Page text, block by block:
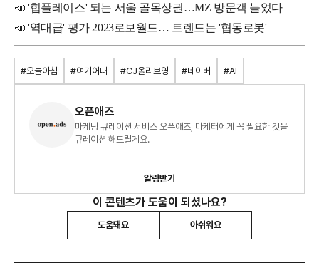
📣'힙플레이스' 되는 서울 골목상권…MZ 방문객 늘었다
📣'역대급' 평가 2023로보월드… 트렌드는 '협동로봇'
#오늘아침 #여기어때 #CJ올리브영 #네이버 #AI
오픈애즈
마케팅 큐레이션 서비스 오픈애즈, 마케터에게 꼭 필요한 것을
큐레이션 해드릴게요.
알림받기
이 콘텐츠가 도움이 되셨나요?
도움돼요 아쉬워요